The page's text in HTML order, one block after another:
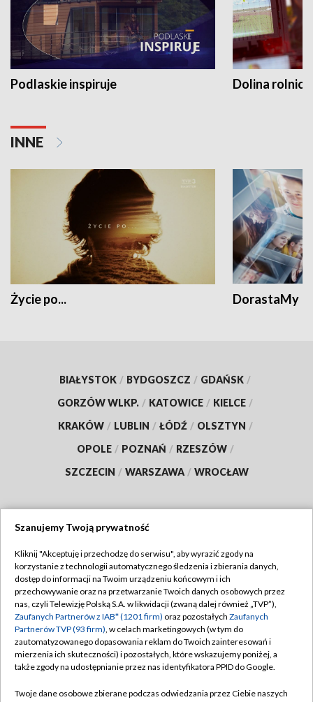
Podlaskie inspiruje Dolina
INNE
Życie po... DorastaMy
BIAŁYSTOK / BYDGOSZCZ / GDAŃSK /
GORZÓW WLKP. / KATOWICE / KIELCE /
KRAKÓW / LUBLIN / ŁÓDŹ / OLSZTYN /
OPOLE / POZNAŃ / RZESZÓW /
SZCZECIN / WARSZAWA / WROCŁAW
TVP
Abonament TVP
Emisja w TVP
Centrum informacji TVP
Naziemna Telewizja Cyfrowa
Regulamin TVP
Polityka prywatności
Moje zgody
Pomoc
Szanujemy Twoją prywatność
Kliknij "Akceptuję i przechodzę do serwisu", aby wyrazić zgody na
korzystanie z technologii automatycznego śledzenia i zbierania danych,
dostęp do informacji na Twoim urządzeniu końcowym i ich
przechowywanie oraz na przetwarzanie Twoich danych osobowych przez
nas, czyli Telewizję Polską S.A. w likwidacji (zwaną dalej również „TVP”),
Zaufanych Partnerów z IAB* (1201 firm) oraz pozostałych Zaufanych
Partnerów TVP (93 firm), w celach marketingowych (w tym do
zautomatyzowanego dopasowania reklam do Twoich zainteresowań i
mierzenia ich skuteczności) i pozostałych, które wskazujemy poniżej, a
także zgody na udostępnianie przez nas identyfikatora PPID do Google.
Twoje dane osobowe zbierane podczas odwiedzania przez Ciebie naszych